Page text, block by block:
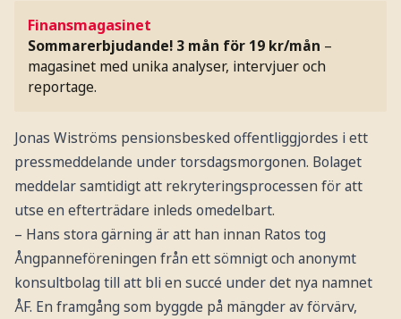
Finansmagasinet
Sommarerbjudande! 3 mån för 19 kr/mån –
magasinet med unika analyser, intervjuer och
reportage.
Jonas Wiströms pensionsbesked offentliggjordes i ett
pressmeddelande under torsdagsmorgonen. Bolaget
meddelar samtidigt att rekryteringsprocessen för att
utse en efterträdare inleds omedelbart.
– Hans stora gärning är att han innan Ratos tog
Ångpanneföreningen från ett sömnigt och anonymt
konsultbolag till att bli en succé under det nya namnet
ÅF. En framgång som byggde på mängder av förvärv,